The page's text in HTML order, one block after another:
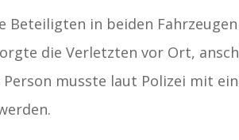
Beteiligten in beiden
die Verletzten vor Ort,
musste laut Polizei mit